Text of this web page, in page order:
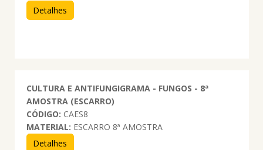
Detalhes
CULTURA E ANTIFUNGIGRAMA - FUNGOS - 8ª
AMOSTRA (ESCARRO)
CÓDIGO: CAES8
MATERIAL: ESCARRO 8ª AMOSTRA
Detalhes